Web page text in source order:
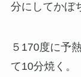
分にしてかぼ
５170度に予
て10分焼く。